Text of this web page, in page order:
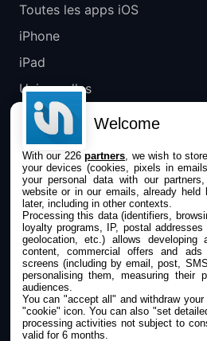
Toutes les apps iOS
iPhone
iPad
Universelles
Mac
Apple TV
IPHONEADDICT
Actualité Apple
Archives keynotes
Contact
À propos
KultureGeek
Welcome
With our 226partners , we wish to
your devices (cookies, pixels in
your personal data with our
website or in our emails, already
later, including in other contexts.
Processing this data (identifiers,
loyalty programs, IP, postal
geolocation, etc.) allows developing
content, commercial offers and
screens (including by email, post,
personalising them, measuring their
audiences.
You can "accept all" and withdraw
"cookie" icon. You can also "set
processing activities not subject to
valid for 6 months.